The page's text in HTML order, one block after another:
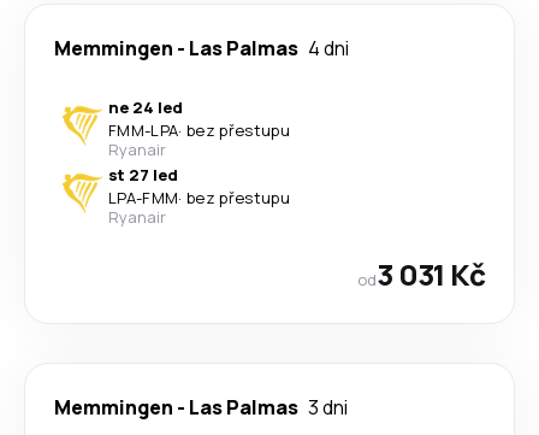
Memmingen - Las Palmas 4 dni
ne 24 led
FMM-LPA· bez přestupu
Ryanair
st 27 led
LPA-FMM· bez přestupu
Ryanair
od3 031 Kč
Memmingen - Las Palmas 3 dni